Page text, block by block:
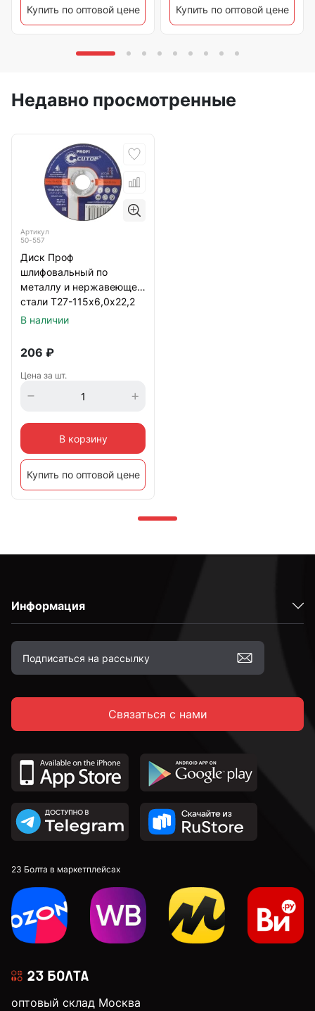
Купить по оптовой цене Купить по оптовой цене
Недавно просмотренные
Артикул
50-557
Диск Проф
шлифовальный по
металлу и нержавеющей
стали Т27-115х6,0х22,2
мм Cutop Profi
В наличии
206 ₽
Цена за шт.
В корзину
Купить по оптовой цене
Информация
Связаться с нами
23 Болта в маркетплейсах
оптовый склад Москва